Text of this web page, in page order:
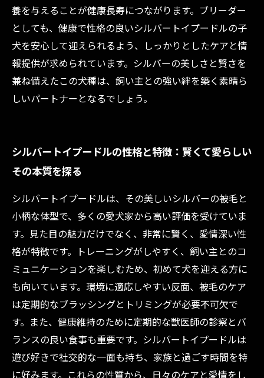
養を与えることが健康長寿につながります。ブリーダー
としても、健康で性格の良いシルバートイプードルの子
犬を安心して迎えられるよう、しっかりとしたケアと情
報提供が求められています。シルバーの美しさと賢さを
兼ね備えたこの犬種は、飼い主との強い絆を築く素晴ら
しいパートナーとなるでしょう。
シルバートイプードルの性格と特徴：賢くて愛らしい
その本質を探る
シルバートイプードルは、その美しいシルバーの被毛と
小柄な体型で、多くの愛犬家から高い評価を受けていま
す。見た目の魅力だけでなく、非常に賢く、愛情深い性
格が特徴です。トレーニングがしやすく、飼い主とのコ
ミュニケーションを楽しむため、初めて犬を迎える方に
も向いています。環境に適応しやすい反面、被毛のケア
は定期的なブラッシングとトリミングが必要不可欠で
す。また、健康維持のために定期的な獣医師の診察とバ
ランスの良い食事も重要です。シルバートイプードルは
遊び好きで社交的な一面も持ち、家族と過ごす時間を特
に好みます。これらの性質から、日々のケアと愛情をし